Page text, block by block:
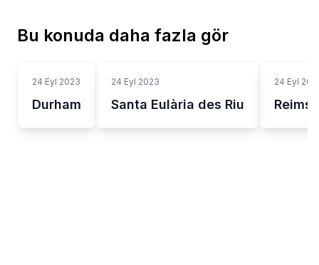
Bu konuda daha fazla gör
24 Eyl 2023
Durham
24 Eyl 2023
Santa Eulària des Riu
24 Eyl
Reims